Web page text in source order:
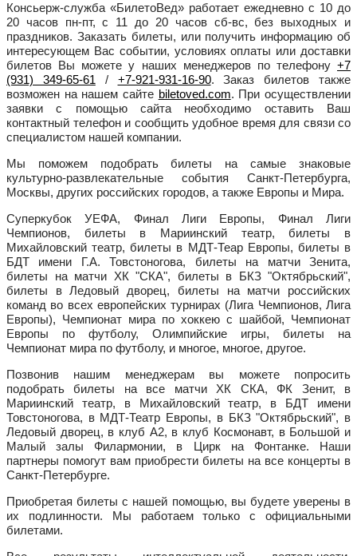
Консьерж-служба «БилетоВед» работает ежедневно с 10 до
20 часов пн-пт, с 11 до 20 часов сб-вс, без выходных и
праздников. Заказать билеты, или получить информацию об
интересующем Вас событии, условиях оплаты или доставки
билетов Вы можете у наших менеджеров по телефону +7
(931) 349-65-61 / +7-921-931-16-90. Заказ билетов также
возможен на нашем сайте biletoved.com. При осуществлении
заявки с помощью сайта необходимо оставить Ваш
контактный телефон и сообщить удобное время для связи со
специалистом нашей компании.
Мы поможем подобрать билеты на самые знаковые
культурно-развлекательные события Санкт-Петербурга,
Москвы, других российских городов, а также Европы и Мира.
Суперкубок УЕФА, Финал Лиги Европы, Финал Лиги
Чемпионов, билеты в Мариинский театр, билеты в
Михайловский театр, билеты в МДТ-Теар Европы, билеты в
БДТ имени Г.А. Товстоногова, билеты на матчи Зенита,
билеты на матчи ХК "СКА", билеты в БКЗ "Октябрьский",
билеты в Ледовый дворец, билеты на матчи российских
команд во всех европейских турнирах (Лига Чемпионов, Лига
Европы), Чемпионат мира по хоккею с шайбой, Чемпионат
Европы по футболу, Олимпийские игры, билеты на
Чемпионат мира по футболу, и многое, многое, другое.
Позвонив нашим менеджерам вы можете попросить
подобрать билеты на все матчи ХК СКА, ФК Зенит, в
Мариинский театр, в Михайловский театр, в БДТ имени
Товстоногова, в МДТ-Театр Европы, в БКЗ "Октябрьский", в
Ледовый дворец, в клуб А2, в клуб Космонавт, в Большой и
Малый залы Филармонии, в Цирк на Фонтанке. Наши
партнеры помогут вам приобрести билеты на все концерты в
Санкт-Петербурге.
Приобретая билеты с нашей помощью, вы будете уверены в
их подлинности. Мы работаем только с официальными
билетами.